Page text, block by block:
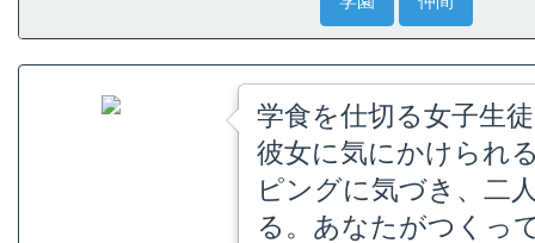
学食を仕切る女子生
彼女に気にかけられ
ピングに気づき、二
る。あなたがつくっ